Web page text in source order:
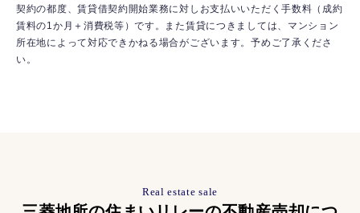
契約の都度、賃貸借契約開始業務に対しお支払いいただく手数料（成約
賃料の1か月＋消費税等）です。また賃貸につきましては、マンション
所在地によって対応できかねる場合がございます。予めご了承くださ
い。
Real estate sale